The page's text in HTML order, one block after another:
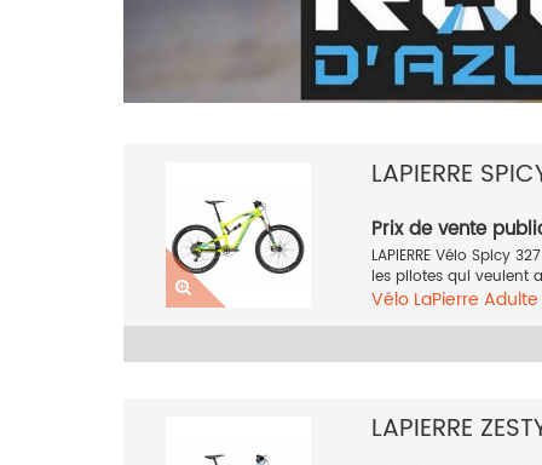
LAPIERRE
Prix de vente
LAPIERRE Vélo Spicy
les pilotes qui veulent
Vélo LaPierre
27.5 poucesJaune
LAPIERRE